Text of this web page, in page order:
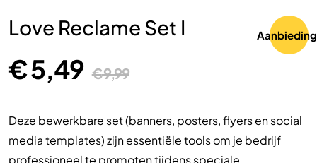
Love Reclame Set I
€9,99
€5,49
Deze bewerkbare set (banners, posters, flyers en social
media templates) zijn essentiële tools om je bedrijf